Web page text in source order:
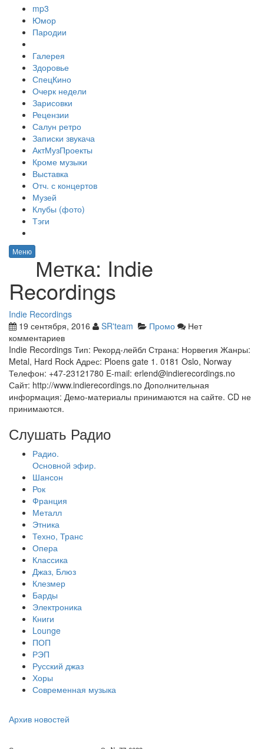
mp3
Юмор
Пародии
Галерея
Здоровье
СпецКино
Очерк недели
Зарисовки
Рецензии
Салун ретро
Записки звукача
АктМузПроекты
Кроме музыки
Выставка
Отч. с концертов
Музей
Клубы (фото)
Тэги
Меню
Метка: Indie
Recordings
Indie Recordings
19 сентября, 2016
SR'team Промо
Нет
комментариев
Indie Recordings Тип: Рекорд-лейбл Страна: Норвегия Жанры:
Metal, Hard Rock Адрес: Ploens gate 1. 0181 Oslo, Norway
Телефон: +47-23121780 E-mail: erlend@indierecordings.no
Сайт: http://www.indierecordings.no Дополнительная
информация: Демо-материалы принимаются на сайте. CD не
принимаются.
Слушать Радио
Радио.
Основной эфир.
Шансон
Рок
Франция
Металл
Этника
Техно, Транс
Опера
Классика
Джаз, Блюз
Клезмер
Барды
Электроника
Книги
Lounge
ПОП
РЭП
Русский джаз
Хоры
Современная музыка
Архив новостей